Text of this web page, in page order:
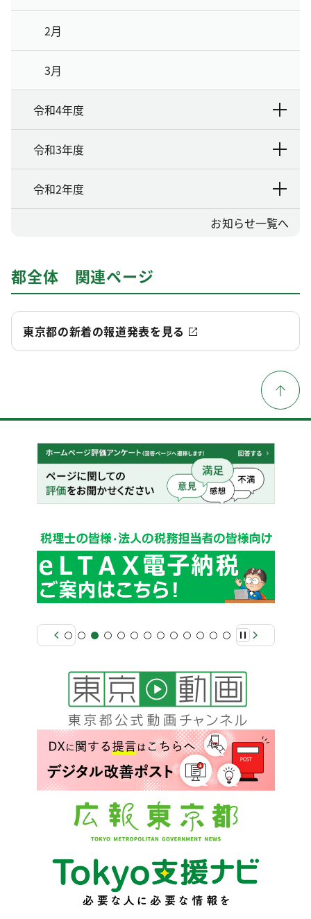
2月
3月
令和4年度
令和3年度
令和2年度
お知らせ一覧へ
都全体 関連ページ
東京都の新着の報道発表を見る